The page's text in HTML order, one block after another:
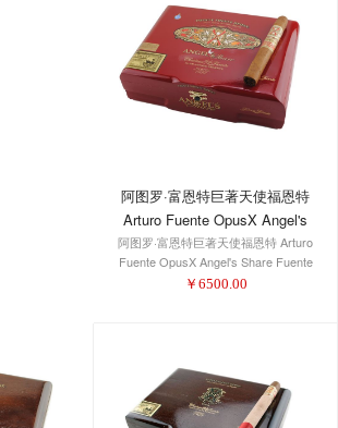
阿图罗·富恩特巨著天使福恩特
Arturo Fuente OpusX Angel's
Share Fuente Fuente
阿图罗·富恩特巨著天使福恩特 Arturo
Fuente OpusX Angel's Share Fuente
Fuente
￥ 6500.00